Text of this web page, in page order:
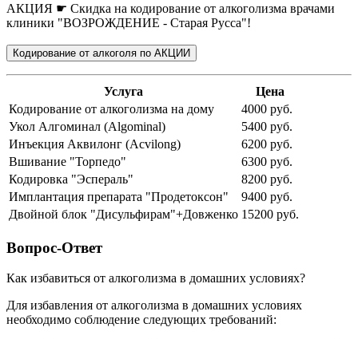
АКЦИЯ ☛ Скидка на кодирование от алкоголизма врачами
клиники "ВОЗРОЖДЕНИЕ - Старая Русса"!
Кодирование от алкоголя по АКЦИИ
Услуга
Цена
Кодирование от алкоголизма на дому
4000 руб.
Укол Алгоминал (Algominal)
5400 руб.
Инъекция Аквилонг (Acvilong)
6200 руб.
Вшивание "Торпедо"
6300 руб.
Кодировка "Эспераль"
8200 руб.
Имплантация препарата "Продетоксон"
9400 руб.
Двойной блок "Дисульфирам"+Довженко 15200 руб.
Вопрос-Ответ
Как избавиться от алкоголизма в домашних условиях?
Для избавления от алкоголизма в домашних условиях
необходимо соблюдение следующих требований: